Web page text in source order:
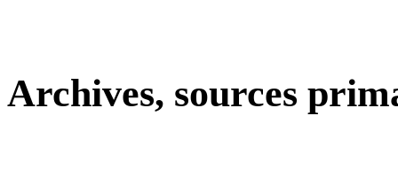
Archives, sources